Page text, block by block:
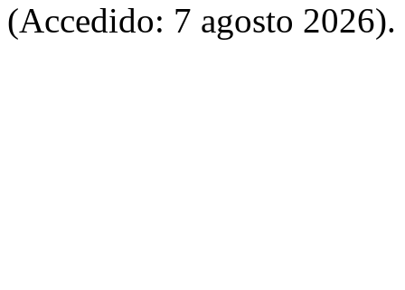
(Accedido: 7 agosto 2026).